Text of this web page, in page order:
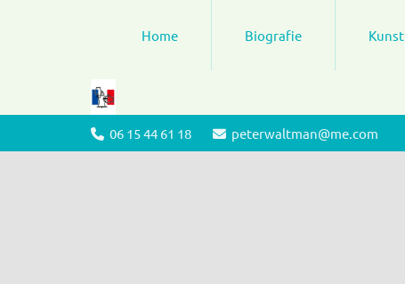
Home Biografie Kunst
 06 15 44 61 18  peterwaltman@me.com